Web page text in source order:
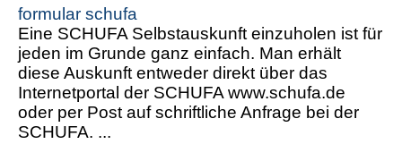
formular schufa
Eine SCHUFA Selbstauskunft einzuholen ist für
jeden im Grunde ganz einfach. Man erhält
diese Auskunft entweder direkt über das
Internetportal der SCHUFA www.schufa.de
oder per Post auf schriftliche Anfrage bei der
SCHUFA. ...